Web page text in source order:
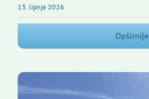
13. lipnja 2026
Opširnije